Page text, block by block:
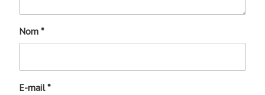
Nom *
E-mail*